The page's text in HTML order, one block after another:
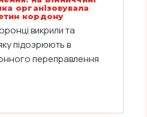
організовувала
кордону
викрили та
підозрюють в
переправлення